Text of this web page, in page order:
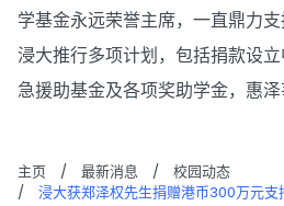
学基金永远荣誉主席，一直鼎力
浸大推行多项计划，包括捐款设
急援助基金及各项奖助学金，惠泽
主页 / 最新消息 /
校园动态
/
浸大获郑泽权先生捐赠港币300万元支